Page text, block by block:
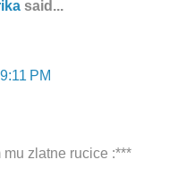
said...
PM
zlatne rucice :***